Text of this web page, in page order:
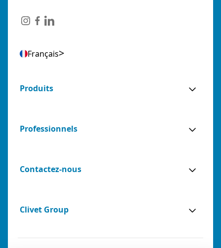
Français
Produits
Professionnels
Contactez-nous
Clivet Group